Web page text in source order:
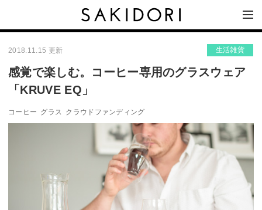
2018.11.15 更新 生活雑貨
感覚で楽しむ。コーヒー専用のグラスウェア
「KRUVE EQ」
コーヒー グラス クラウドファンディング